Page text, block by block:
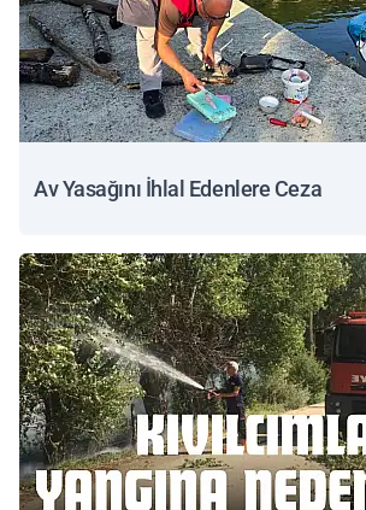
Av Yasağını İhlal Edenlere Ceza